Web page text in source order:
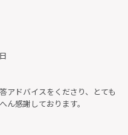
アドバイスをくださり、とても
感謝しております。